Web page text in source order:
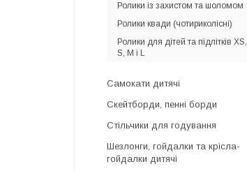
Ролики із захистом та шоломом
Ролики квади (чотириколісні)
Ролики для дітей та підлітків XS,
S, M і L
Самокати дитячі
Скейтборди, пенні борди
Стільчики для годування
Шезлонги, гойдалки та крісла-
гойдалки дитячі